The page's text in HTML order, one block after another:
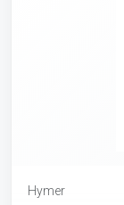
Hymer